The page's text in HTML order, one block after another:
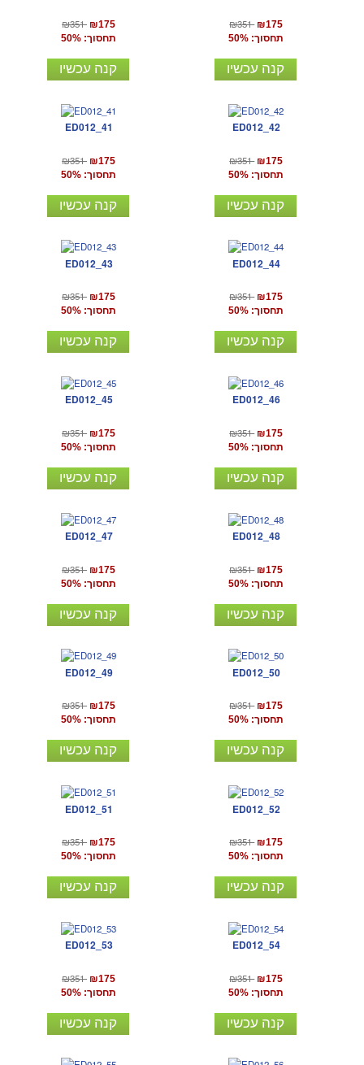
₪351 ₪175
תחסוך: 50%
קנה עכשיו
₪351 ₪175
תחסוך: 50%
קנה עכשיו
ED012_41
₪351 ₪175
תחסוך: 50%
קנה עכשיו
ED012_42
₪351 ₪175
תחסוך: 50%
קנה עכשיו
ED012_43
₪351 ₪175
תחסוך: 50%
קנה עכשיו
ED012_44
₪351 ₪175
תחסוך: 50%
קנה עכשיו
ED012_45
₪351 ₪175
תחסוך: 50%
קנה עכשיו
ED012_46
₪351 ₪175
תחסוך: 50%
קנה עכשיו
ED012_47
₪351 ₪175
תחסוך: 50%
קנה עכשיו
ED012_48
₪351 ₪175
תחסוך: 50%
קנה עכשיו
ED012_49
₪351 ₪175
תחסוך: 50%
קנה עכשיו
ED012_50
₪351 ₪175
תחסוך: 50%
קנה עכשיו
ED012_51
₪351 ₪175
תחסוך: 50%
קנה עכשיו
ED012_52
₪351 ₪175
תחסוך: 50%
קנה עכשיו
ED012_53
₪351 ₪175
תחסוך: 50%
קנה עכשיו
ED012_54
₪351 ₪175
תחסוך: 50%
קנה עכשיו